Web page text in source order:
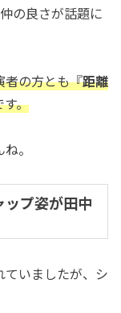
の良さが話題に
者の方とも『距離
。
。
プ姿が田中
いましたが、シ